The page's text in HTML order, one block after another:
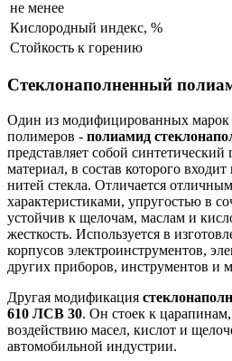
не менее
Кислородный индекс, %
Стойкость к горению
Стеклонаполненный
Один из модифицированных марок
полимеров - полиамид
представляет собой
материал, в состав которого
нитей стекла. Отличается
характеристиками, упругостью в
устойчив к щелочам, маслам и
жесткость. Используется в
корпусов электроинструментов,
других приборов, инструментов и
Другая модификация
610 ЛСВ 30. Он стоек к
воздействию масел, кислот и
автомобильной индустрии.